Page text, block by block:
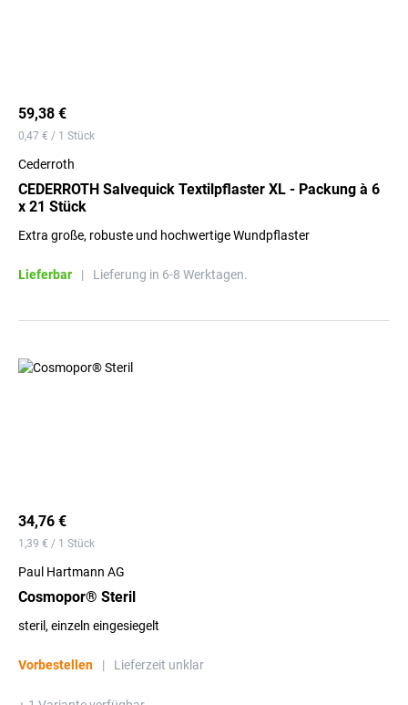
59,38 €
0,47 € / 1 Stück
Cederroth
CEDERROTH Salvequick Textilpflaster XL - Packung à 6
x 21 Stück
Extra große, robuste und hochwertige Wundpflaster
Lieferbar | Lieferung in 6-8 Werktagen.
34,76 €
1,39 € / 1 Stück
Paul Hartmann AG
Cosmopor® Steril
steril, einzeln eingesiegelt
Vorbestellen | Lieferzeit unklar